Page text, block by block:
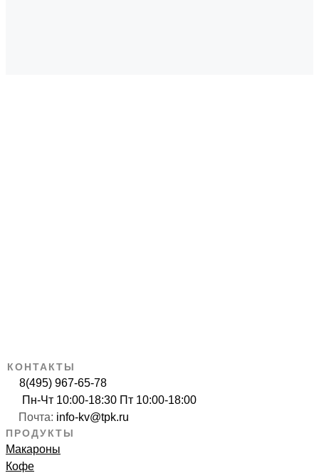
КОНТАКТЫ
8(495) 967-65-78
Пн-Чт 10:00-18:30 Пт 10:00-18:00
Почта: info-kv@tpk.ru
ПРОДУКТЫ
Макароны
Кофе